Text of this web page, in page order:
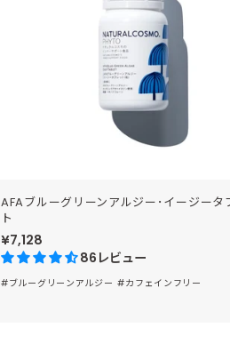
AFAブルーグリーンアルジー･イージータ
ト
¥7,128
86レビュー
#ブルーグリーンアルジー #カフェインフリー